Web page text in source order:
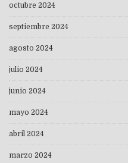
octubre 2024
septiembre 2024
agosto 2024
julio 2024
junio 2024
mayo 2024
abril 2024
marzo 2024